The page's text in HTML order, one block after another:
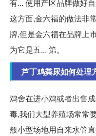
有... 使用产区品牌做好
这方面,金六福的做法非
牌,但是金六福在品牌上
为它是五... 第。
芦丁鸡粪尿如何处理
鸡舍在进小鸡或者出售
毒,我们大型养殖场常常
般小型场地用自来水管